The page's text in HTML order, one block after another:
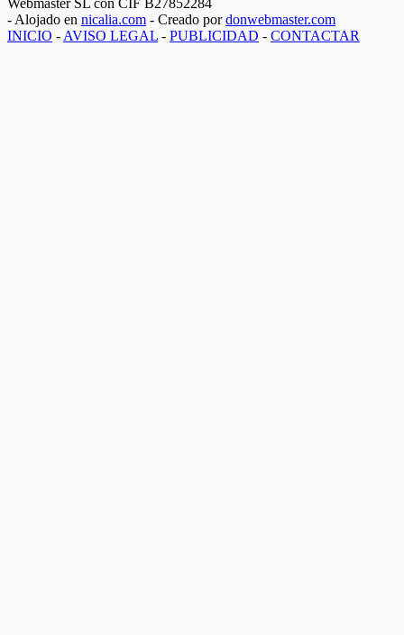
Webmaster SL con CIF B27852284
- Alojado en nicalia.com - Creado pordonwebmaster.com
INICIO - AVISO LEGAL - PUBLICIDAD - CONTACTAR